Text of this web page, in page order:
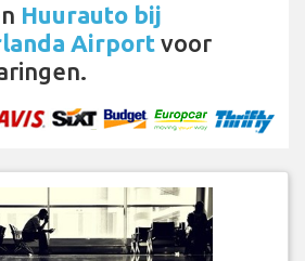
Huurauto bij
Airport voor